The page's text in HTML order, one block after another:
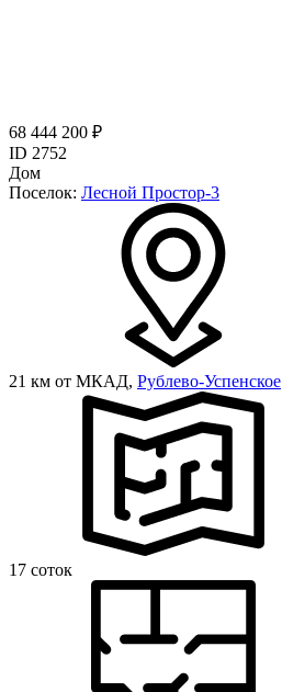
68 444 200 ₽
ID 2752
Дом
Поселок: Лесной Простор-3
21 км от МКАД, Рублево-Успенское
17 соток